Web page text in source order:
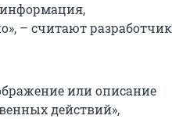
информация,
– считают
или описание
действий»,